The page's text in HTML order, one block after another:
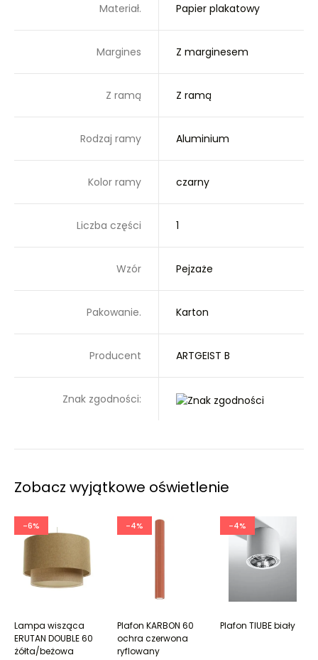
Materiał. Papier plakatowy
Margines Z marginesem
Z ramą Z ramą
Rodzaj ramy Aluminium
Kolor ramy czarny
Liczba części 1
Wzór Pejzaże
Pakowanie. Karton
Producent ARTGEIST B
Znak zgodności:
Zobacz wyjątkowe oświetlenie
-6%
Lampa wisząca
ERUTAN DOUBLE 60
żółta/beżowa
-4%
Plafon KARBON 60
ochra czerwona
ryflowany
-4%
Plafon TIUBE biały